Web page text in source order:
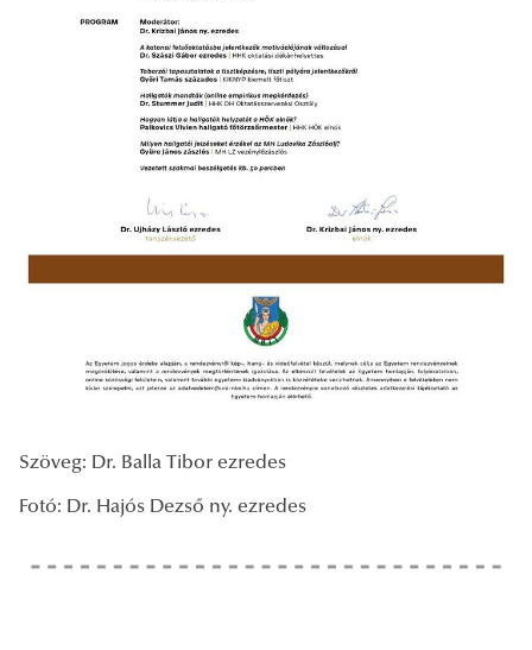
Szöveg: Dr. Balla Tibor ezredes
Fotó: Dr. Hajós Dezső ny. ezredes